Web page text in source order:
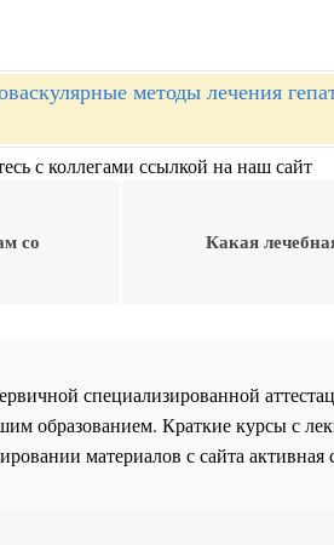
методы лечения
с коллегами ссылкой на наш сайт
со
Какая
специализированной
образованием. Краткие курсы с
материалов с сайта активная